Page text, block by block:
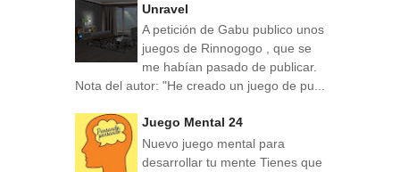
Unravel
A petición de Gabu publico unos
juegos de Rinnogogo , que se
me habían pasado de publicar.
Nota del autor: "He creado un juego de pu...
Juego Mental 24
Nuevo juego mental para
desarrollar tu mente Tienes que